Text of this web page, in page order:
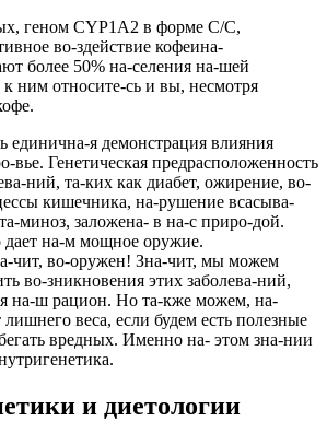
геном CYP1A2 в форме С/С,
во-здействие кофеина-
более 50% на-селения на-шей
ним относите-сь и вы, несмотря
я демонстрация влияния
Генетическая предрасположенность
ний, та-ких как диабет, ожирение, во-
кишечника, на-рушение всасыва-
миноз, заложена- в на-с приро-дой.
на-м мощное оружие.
чит, во-оружен! Зна-чит, мы можем
во-зникновения этих заболева-ний,
на-ш рацион. Но та-кже можем, на-
лишнего веса, если будем есть полезные
вредных. Именно на- этом зна-нии
и диетологии